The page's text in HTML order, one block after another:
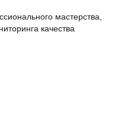
мастерства,
качества